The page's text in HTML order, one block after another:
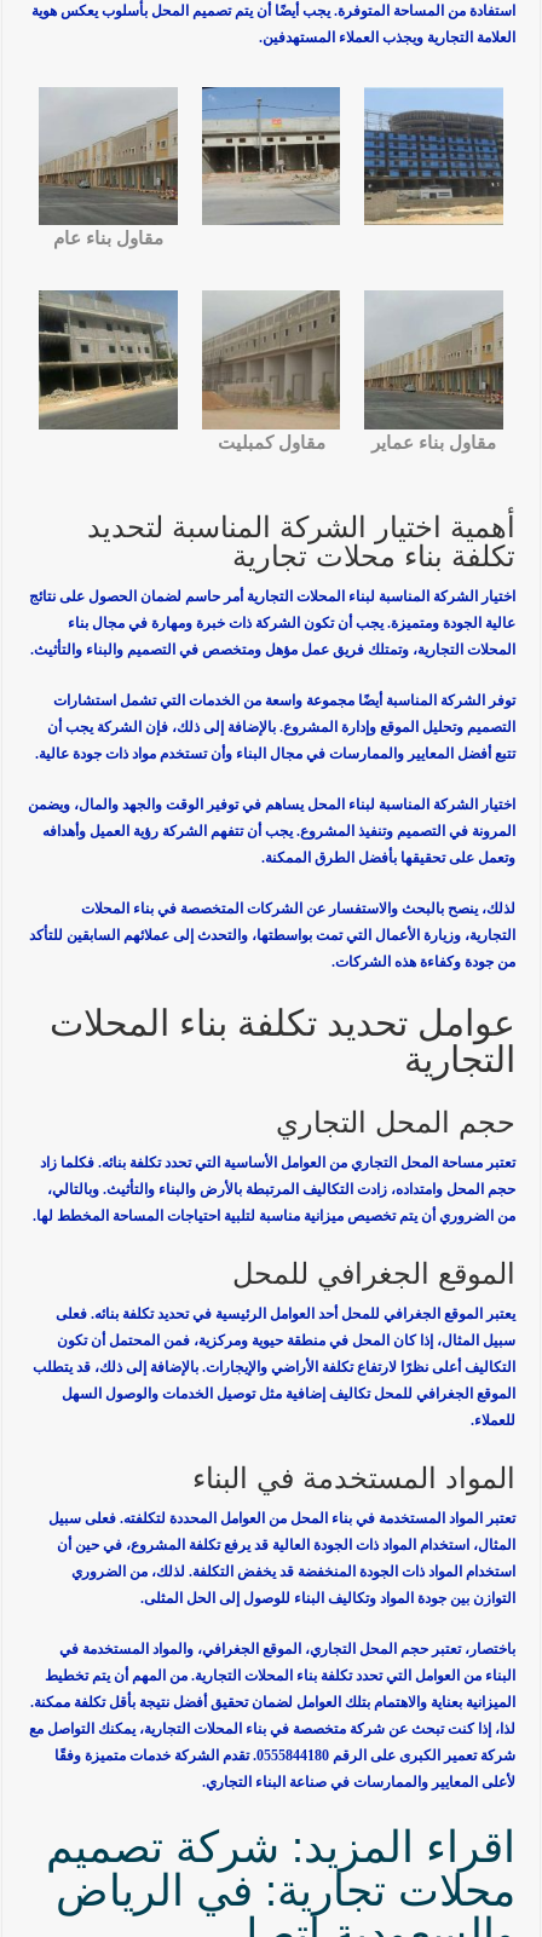
استفادة من المساحة المتوفرة. يجب أيضًا أن يتم تصميم المحل بأسلوب يعكس هوية
العلامة التجارية ويجذب العملاء المستهدفين.
مقاول بناء عام
مقاول بناء عماير مقاول كمبليت
أهمية اختيار الشركة المناسبة لتحديد
تكلفة بناء محلات تجارية
اختيار الشركة المناسبة لبناء المحلات التجارية أمر حاسم لضمان الحصول على نتائج
عالية الجودة ومتميزة. يجب أن تكون الشركة ذات خبرة ومهارة في مجال بناء
المحلات التجارية، وتمتلك فريق عمل مؤهل ومتخصص في التصميم والبناء والتأثيث.
توفر الشركة المناسبة أيضًا مجموعة واسعة من الخدمات التي تشمل استشارات
التصميم وتحليل الموقع وإدارة المشروع. بالإضافة إلى ذلك، فإن الشركة يجب أن
تتبع أفضل المعايير والممارسات في مجال البناء وأن تستخدم مواد ذات جودة عالية.
اختيار الشركة المناسبة لبناء المحل يساهم في توفير الوقت والجهد والمال، ويضمن
المرونة في التصميم وتنفيذ المشروع. يجب أن تتفهم الشركة رؤية العميل وأهدافه
وتعمل على تحقيقها بأفضل الطرق الممكنة.
لذلك، ينصح بالبحث والاستفسار عن الشركات المتخصصة في بناء المحلات
التجارية، وزيارة الأعمال التي تمت بواسطتها، والتحدث إلى عملائهم السابقين للتأكد
من جودة وكفاءة هذه الشركات.
عوامل تحديد تكلفة بناء المحلات
التجارية
حجم المحل التجاري
تعتبر مساحة المحل التجاري من العوامل الأساسية التي تحدد تكلفة بنائه. فكلما زاد
حجم المحل وامتداده، زادت التكاليف المرتبطة بالأرض والبناء والتأثيث. وبالتالي،
من الضروري أن يتم تخصيص ميزانية مناسبة لتلبية احتياجات المساحة المخطط لها.
الموقع الجغرافي للمحل
يعتبر الموقع الجغرافي للمحل أحد العوامل الرئيسية في تحديد تكلفة بنائه. فعلى
سبيل المثال، إذا كان المحل في منطقة حيوية ومركزية، فمن المحتمل أن تكون
التكاليف أعلى نظرًا لارتفاع تكلفة الأراضي والإيجارات. بالإضافة إلى ذلك، قد يتطلب
الموقع الجغرافي للمحل تكاليف إضافية مثل توصيل الخدمات والوصول السهل
للعملاء.
المواد المستخدمة في البناء
تعتبر المواد المستخدمة في بناء المحل من العوامل المحددة لتكلفته. فعلى سبيل
المثال، استخدام المواد ذات الجودة العالية قد يرفع تكلفة المشروع، في حين أن
استخدام المواد ذات الجودة المنخفضة قد يخفض التكلفة. لذلك، من الضروري
التوازن بين جودة المواد وتكاليف البناء للوصول إلى الحل المثلى.
باختصار، تعتبر حجم المحل التجاري، الموقع الجغرافي، والمواد المستخدمة في
البناء من العوامل التي تحدد تكلفة بناء المحلات التجارية. من المهم أن يتم تخطيط
الميزانية بعناية والاهتمام بتلك العوامل لضمان تحقيق أفضل نتيجة بأقل تكلفة ممكنة.
لذا، إذا كنت تبحث عن شركة متخصصة في بناء المحلات التجارية، يمكنك التواصل مع
شركة تعمير الكبرى على الرقم 0555844180. تقدم الشركة خدمات متميزة وفقًا
لأعلى المعايير والممارسات في صناعة البناء التجاري.
اقراء المزيد: شركة تصميم
محلات تجارية: في الرياض